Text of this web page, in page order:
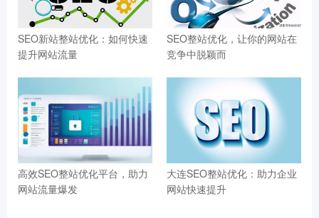
SEO新站整站优化：如何快速
提升网站流量
SEO整站优化，让你的网站在
竞争中脱颖而
高效SEO整站优化平台，助力
网站流量爆发
大连SEO整站优化：助力企业
网站快速提升